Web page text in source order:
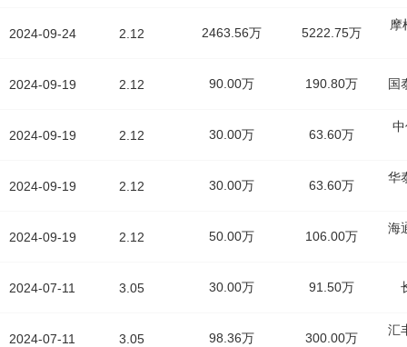
2024-09-24
2024-09-19
2024-09-19
2024-09-19
2024-09-19
2024-07-11
2024-07-11
2.12 2463.56万 5222.75万
摩
2.12 90.00万 190.80万 国
2.12 30.00万 63.60万
2.12 30.00万 63.60万
华
2.12 50.00万 106.00万
海
3.05 30.00万 91.50万
3.05 98.36万 300.00万
汇